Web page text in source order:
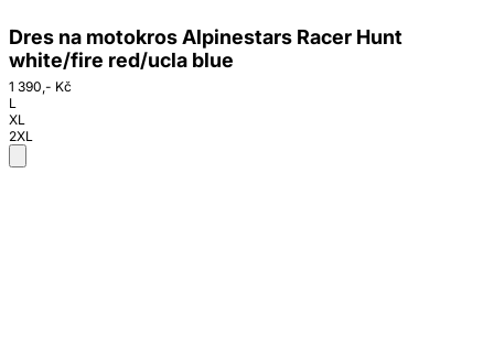
Dres na motokros Alpinestars Racer Hunt
white/fire red/ucla blue
1 390,- Kč
L
XL
2XL